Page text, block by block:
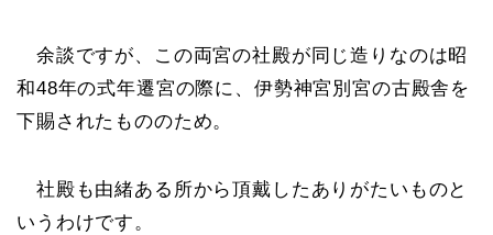
余談ですが、この両宮の社殿が同じ造りなのは昭
和48年の式年遷宮の際に、伊勢神宮別宮の古殿舎を
下賜されたもののため。
社殿も由緒ある所から頂戴したありがたいものと
いうわけです。